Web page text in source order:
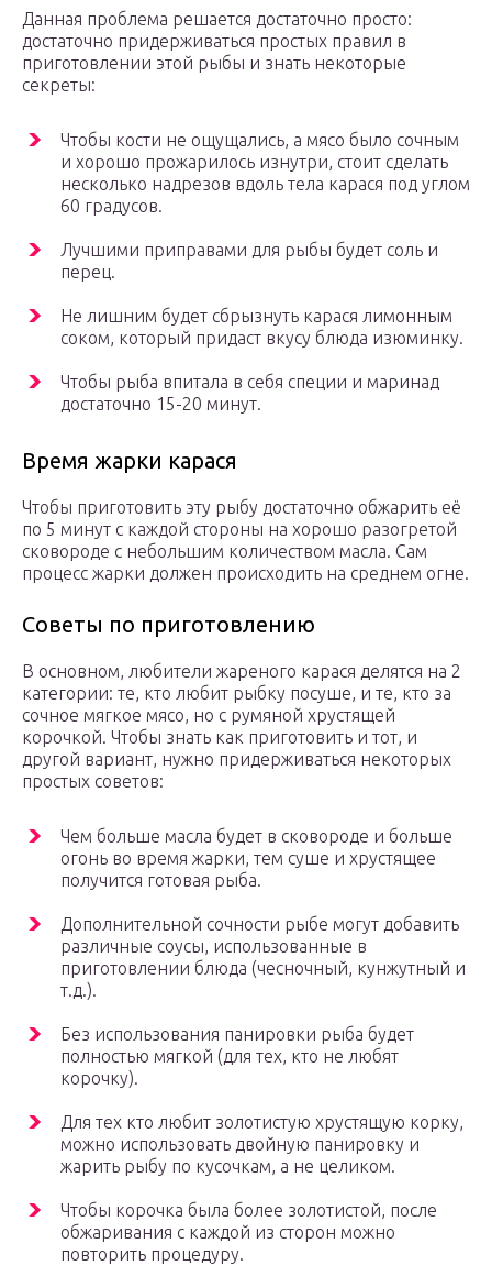
Данная проблема решается достаточно просто:
достаточно придерживаться простых правил в
приготовлении этой рыбы и знать некоторые
секреты:
Чтобы кости не ощущались, а мясо было сочным
и хорошо прожарилось изнутри, стоит сделать
несколько надрезов вдоль тела карася под углом
60 градусов.
Лучшими приправами для рыбы будет соль и
перец.
Не лишним будет сбрызнуть карася лимонным
соком, который придаст вкусу блюда изюминку.
Чтобы рыба впитала в себя специи и маринад
достаточно 15-20 минут.
Время жарки карася
Чтобы приготовить эту рыбу достаточно обжарить её
по 5 минут с каждой стороны на хорошо разогретой
сковороде с небольшим количеством масла. Сам
процесс жарки должен происходить на среднем огне.
Советы по приготовлению
В основном, любители жареного карася делятся на 2
категории: те, кто любит рыбку посуше, и те, кто за
сочное мягкое мясо, но с румяной хрустящей
корочкой. Чтобы знать как приготовить и тот, и
другой вариант, нужно придерживаться некоторых
простых советов:
Чем больше масла будет в сковороде и больше
огонь во время жарки, тем суше и хрустящее
получится готовая рыба.
Дополнительной сочности рыбе могут добавить
различные соусы, использованные в
приготовлении блюда (чесночный, кунжутный и
т.д.).
Без использования панировки рыба будет
полностью мягкой (для тех, кто не любят
корочку).
Для тех кто любит золотистую хрустящую корку,
можно использовать двойную панировку и
жарить рыбу по кусочкам, а не целиком.
Чтобы корочка была более золотистой, после
обжаривания с каждой из сторон можно
повторить процедуру.